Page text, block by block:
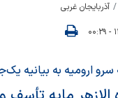
آذربایجان غربی
ارومیه به بیانیه